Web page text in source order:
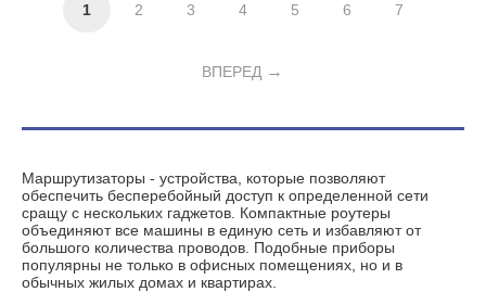
1 2 3 4 5 6 7
ВПЕРЕД
Маршрутизаторы - устройства, которые позволяют
обеспечить бесперебойный доступ к определенной сети
сращу с нескольких гаджетов. Компактные роутеры
объединяют все машины в единую сеть и избавляют от
большого количества проводов. Подобные приборы
популярны не только в офисных помещениях, но и в
обычных жилых домах и квартирах.